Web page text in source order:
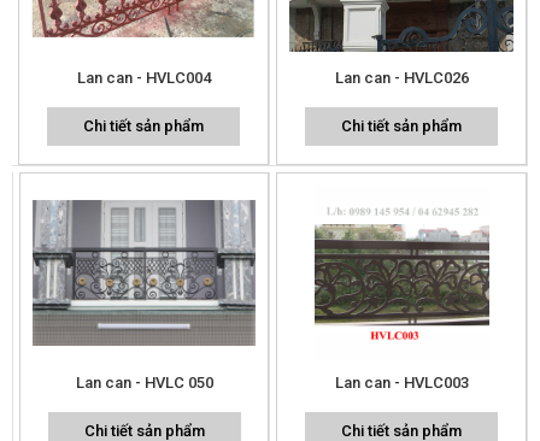
Lan can - HVLC004
Chi tiết sản phẩm
Lan can - HVLC026
Chi tiết sản phẩm
Lan can - HVLC 050
Chi tiết sản phẩm
Lan can - HVLC003
Chi tiết sản phẩm